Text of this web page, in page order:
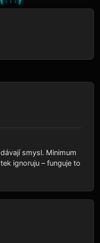
smysl. Minimum
ignoruju – funguje to